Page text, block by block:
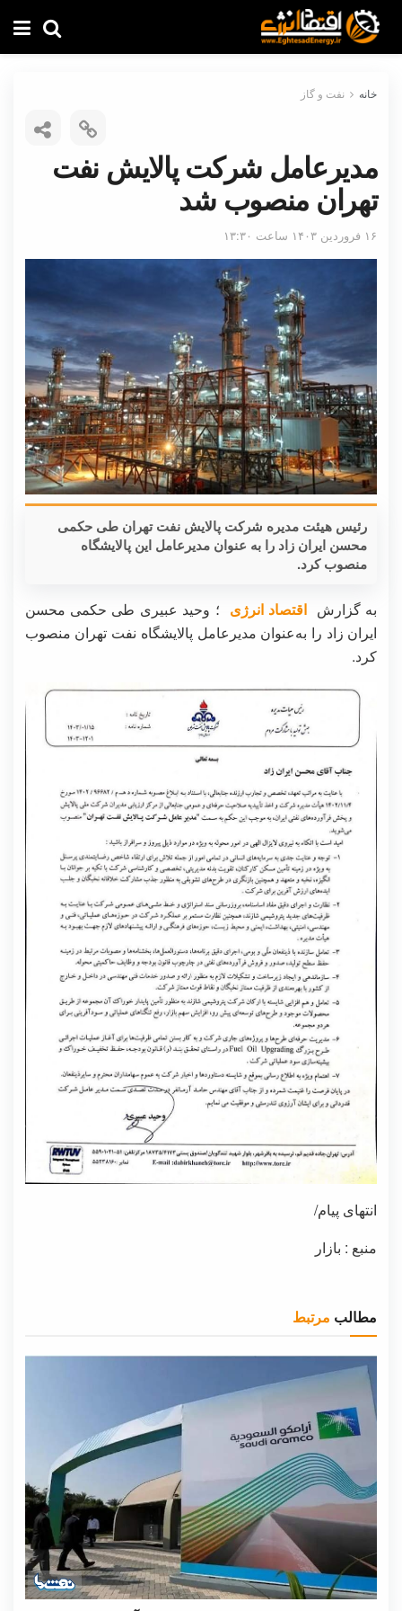
خانه نفت و گاز
مدیرعامل شرکت پالایش نفت
تهران منصوب شد
۱۶ فروردین ۱۴۰۳ ساعت ۱۳:۳۰
رئیس هیئت مدیره شرکت پالایش نفت تهران طی حکمی
محسن ایران زاد را به عنوان مدیرعامل این پالایشگاه
منصوب کرد.
به گزارش اقتصاد انرژی ؛ وحید عبیری طی حکمی محسن
ایران زاد را به‌عنوان مدیرعامل پالایشگاه نفت تهران منصوب
کرد.
انتهای پیام/
منبع : بازار
مطالب مرتبط